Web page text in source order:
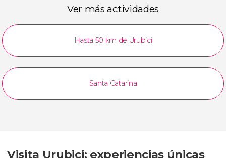
Ver más actividades
Hasta 50 km de Urubici
Santa Catarina
Visita Urubici: experiencias únicas